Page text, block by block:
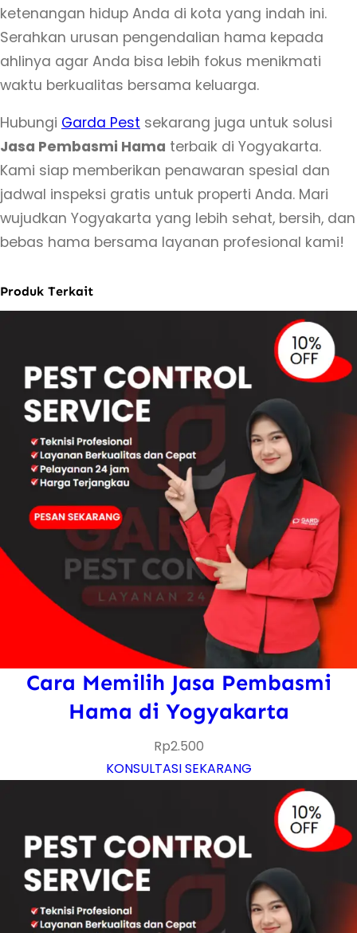
ketenangan hidup Anda di kota yang indah ini.
Serahkan urusan pengendalian hama kepada
ahlinya agar Anda bisa lebih fokus menikmati
waktu berkualitas bersama keluarga.
Hubungi Garda Pest sekarang juga untuk solusi
Jasa Pembasmi Hama terbaik di Yogyakarta.
Kami siap memberikan penawaran spesial dan
jadwal inspeksi gratis untuk properti Anda. Mari
wujudkan Yogyakarta yang lebih sehat, bersih, dan
bebas hama bersama layanan profesional kami!
Produk Terkait
Cara Memilih Jasa Pembasmi
Hama di Yogyakarta
Rp2.500
KONSULTASI SEKARANG